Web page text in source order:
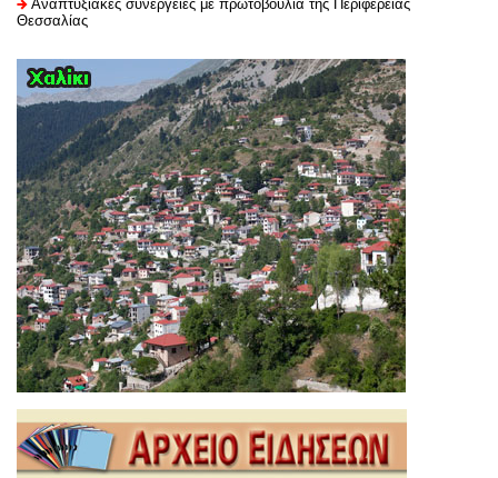
Αναπτυξιακές συνέργειες με πρωτοβουλία της Περιφέρειας
Θεσσαλίας